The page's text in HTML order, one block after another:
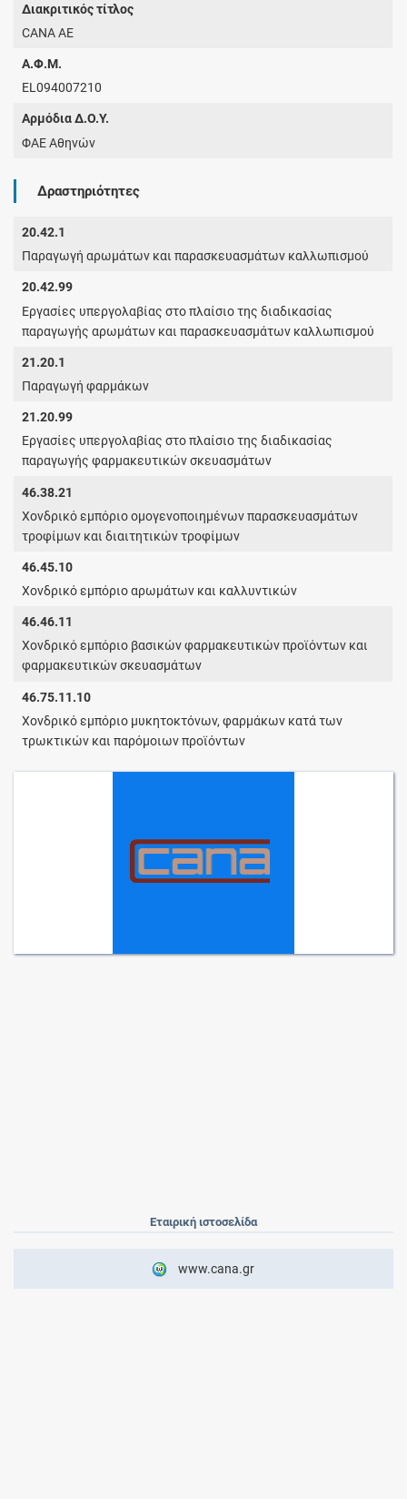
Διακριτικός τίτλος
CANA AE
Α.Φ.Μ.
EL094007210
Αρμόδια Δ.Ο.Υ.
ΦΑΕ Αθηνών
Δραστηριότητες
20.42.1
Παραγωγή αρωμάτων και παρασκευασμάτων καλλωπισμού
20.42.99
Εργασίες υπεργολαβίας στο πλαίσιο της διαδικασίας
παραγωγής αρωμάτων και παρασκευασμάτων καλλωπισμού
21.20.1
Παραγωγή φαρμάκων
21.20.99
Εργασίες υπεργολαβίας στο πλαίσιο της διαδικασίας
παραγωγής φαρμακευτικών σκευασμάτων
46.38.21
Χονδρικό εμπόριο ομογενοποιημένων παρασκευασμάτων
τροφίμων και διαιτητικών τροφίμων
46.45.10
Χονδρικό εμπόριο αρωμάτων και καλλυντικών
46.46.11
Χονδρικό εμπόριο βασικών φαρμακευτικών προϊόντων και
φαρμακευτικών σκευασμάτων
46.75.11.10
Χονδρικό εμπόριο μυκητοκτόνων, φαρμάκων κατά των
τρωκτικών και παρόμοιων προϊόντων
Εταιρική ιστοσελίδα
www.cana.gr